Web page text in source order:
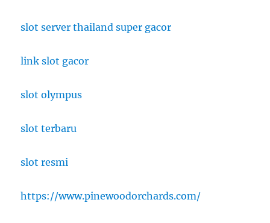
slot server thailand super gacor
link slot gacor
slot olympus
slot terbaru
slot resmi
https://www.pinewoodorchards.com/